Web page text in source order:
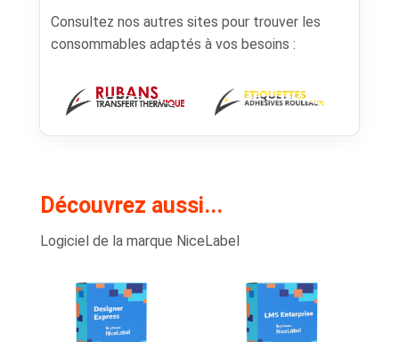
Consultez nos autres sites pour trouver les
consommables adaptés à vos besoins :
Découvrez aussi...
Logiciel de la marque NiceLabel